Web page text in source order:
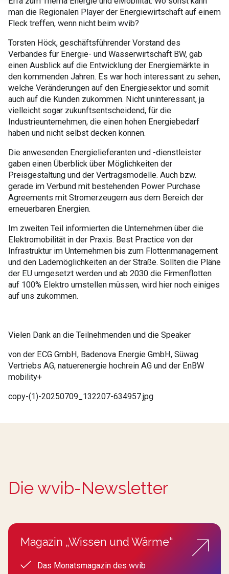
man die Regionalen Player der Energiewirtschaft auf einem
Fleck treffen, wenn nicht beim wvib?
Torsten Höck, geschäftsführender Vorstand des
Verbandes für Energie- und Wasserwirtschaft BW, gab
einen Ausblick auf die Entwicklung der Energiemärkte in
den kommenden Jahren. Es war hoch interessant zu sehen,
welche Veränderungen auf den Energiesektor und somit
auch auf die Kunden zukommen. Nicht uninteressant, ja
vielleicht sogar zukunftsentscheidend, für die
Industrieunternehmen, die einen hohen Energiebedarf
haben und nicht selbst decken können.
Die anwesenden Energielieferanten und -dienstleister
gaben einen Überblick über Möglichkeiten der
Preisgestaltung und der Vertragsmodelle. Auch bzw.
gerade im Verbund mit bestehenden Power Purchase
Agreements mit Stromerzeugern aus dem Bereich der
erneuerbaren Energien.
Im zweiten Teil informierten die Unternehmen über die
Elektromobilität in der Praxis. Best Practice von der
Infrastruktur im Unternehmen bis zum Flottenmanagement
und den Lademöglichkeiten an der Straße. Sollten die Pläne
der EU umgesetzt werden und ab 2030 die Firmenflotten
auf 100% Elektro umstellen müssen, wird hier noch einiges
auf uns zukommen.
Vielen Dank an die Teilnehmenden und die Speaker
von der ECG GmbH, Badenova Energie GmbH, Süwag
Vertriebs AG, natuerenergie hochrein AG und der EnBW
mobility+
copy-(1)-20250709_132207-634957.jpg
Die wvib-Newsletter
Magazin „Wissen und Wärme“
Das Monatsmagazin des wvib